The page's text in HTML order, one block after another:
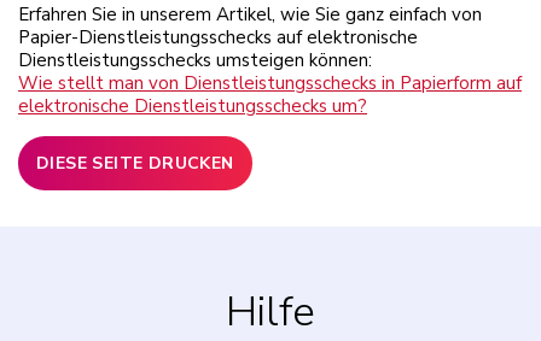
Erfahren Sie in unserem Artikel, wie Sie ganz einfach von
Papier-Dienstleistungsschecks auf elektronische
Dienstleistungsschecks umsteigen können:
Wie stellt man von Dienstleistungsschecks in Papierform auf
elektronische Dienstleistungsschecks um?
DIESE SEITE DRUCKEN
Hilfe